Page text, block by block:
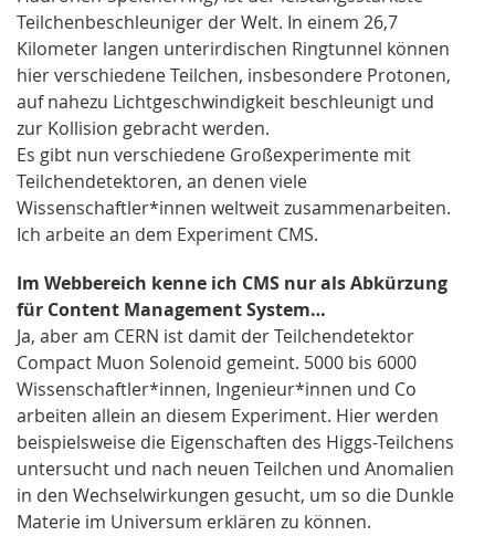
Teilchenbeschleuniger der Welt. In einem 26,7
Kilometer langen unterirdischen Ringtunnel können
hier verschiedene Teilchen, insbesondere Protonen,
auf nahezu Lichtgeschwindigkeit beschleunigt und
zur Kollision gebracht werden.
Es gibt nun verschiedene Großexperimente mit
Teilchendetektoren, an denen viele
Wissenschaftler*innen weltweit zusammenarbeiten.
Ich arbeite an dem Experiment CMS.
Im Webbereich kenne ich CMS nur als Abkürzung
für Content Management System…
Ja, aber am CERN ist damit der Teilchendetektor
Compact Muon Solenoid gemeint. 5000 bis 6000
Wissenschaftler*innen, Ingenieur*innen und Co
arbeiten allein an diesem Experiment. Hier werden
beispielsweise die Eigenschaften des Higgs-Teilchens
untersucht und nach neuen Teilchen und Anomalien
in den Wechselwirkungen gesucht, um so die Dunkle
Materie im Universum erklären zu können.